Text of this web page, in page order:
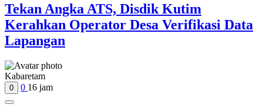
Tekan Angka ATS, Disdik Kutim
Kerahkan Operator Desa Verifikasi Data
Lapangan
Kabaretam
0 0 16 jam